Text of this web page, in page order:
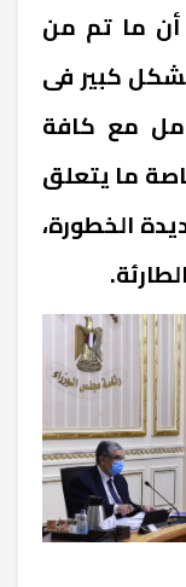
أن ما تم من
كبير فى
مع كافة
ما يتعلق
الخطورة،